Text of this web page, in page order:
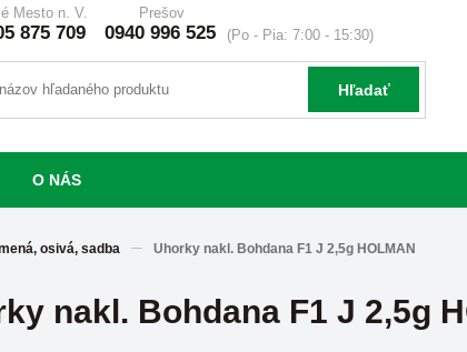
Mesto n. V.
875 709
Prešov
0940 996 525 (Po - Pia: 7:00 - 15:30)
Hľadať
O NÁS
osivá, sadba Uhorky nakl. Bohdana F1 J 2,5g HOLMAN
nakl. Bohdana F1 J 2,5g